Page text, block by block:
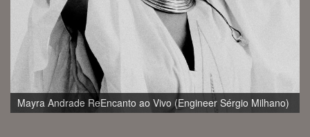
Mayra Andrade ReEncanto ao Vivo (Engineer Sérgio Milhano)